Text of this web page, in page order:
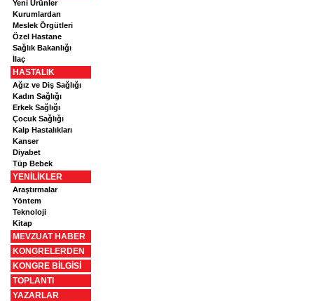
Yeni Ürünler
Kurumlardan
Meslek Örgütleri
Özel Hastane
Sağlık Bakanlığı
İlaç
HASTALIK
Ağız ve Diş Sağlığı
Kadın Sağlığı
Erkek Sağlığı
Çocuk Sağlığı
Kalp Hastalıkları
Kanser
Diyabet
Tüp Bebek
YENİLİKLER
Araştırmalar
Yöntem
Teknoloji
Kitap
MEVZUAT HABER
KONGRELERDEN
KONGRE BİLGİSİ
TOPLANTI
YAZARLAR